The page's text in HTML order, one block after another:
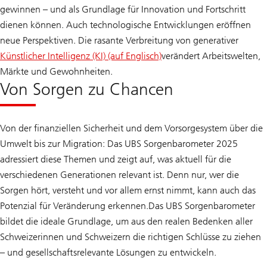
gewinnen – und als Grundlage für Innovation und Fortschritt
dienen können. Auch technologische Entwicklungen eröffnen
neue Perspektiven. Die rasante Verbreitung von generativer
Künstlicher Intelligenz (KI) (auf Englisch)verändert Arbeitswelten,
Märkte und Gewohnheiten.
Von Sorgen zu Chancen
Von der finanziellen Sicherheit und dem Vorsorgesystem über die
Umwelt bis zur Migration: Das UBS Sorgenbarometer 2025
adressiert diese Themen und zeigt auf, was aktuell für die
verschiedenen Generationen relevant ist. Denn nur, wer die
Sorgen hört, versteht und vor allem ernst nimmt, kann auch das
Potenzial für Veränderung erkennen.Das UBS Sorgenbarometer
bildet die ideale Grundlage, um aus den realen Bedenken aller
Schweizerinnen und Schweizern die richtigen Schlüsse zu ziehen
– und gesellschaftsrelevante Lösungen zu entwickeln.